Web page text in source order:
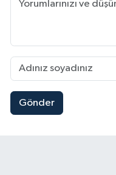
Gönder